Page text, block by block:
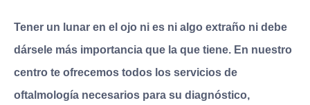
Tener un lunar en el ojo ni es ni algo extraño ni debe
dársele más importancia que la que tiene. En nuestro
centro te ofrecemos todos los servicios de
oftalmología necesarios para su diagnóstico,